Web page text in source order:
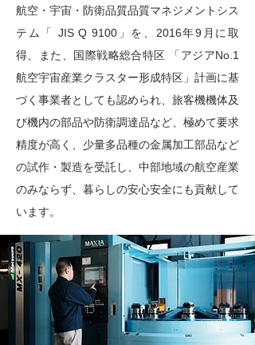
航空・宇宙・防衛品質品質マネジメントシス
テム「 JIS Q 9100」を、2016年9月に取
得、また、国際戦略総合特区 「アジアNo.1
航空宇宙産業クラスター形成特区」計画に基
づく事業者としても認められ、旅客機機体及
び機内の部品や防衛調達品など、極めて要求
精度が高く、少量多品種の金属加工部品など
の試作・製造を受託し、中部地域の航空産業
のみならず、暮らしの安心安全にも貢献して
います。